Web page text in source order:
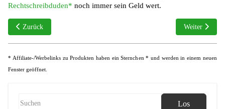
Rechtschreibduden* noch immer sein Geld wert.
Vorheriger Beitrag: Terrasse oder Terasse
Zurück Nächster
Weiter
* Affiliate-/Werbelinks zu Produkten haben ein Sternchen * und werden in einem neuen
Fenster geöffnet.
Los